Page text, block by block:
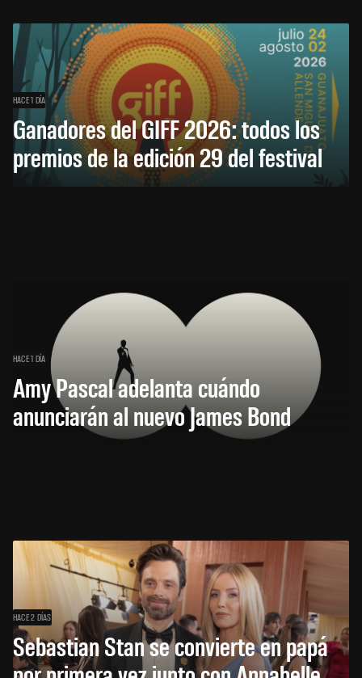
HACE 1 DÍA
Ganadores del GIFF 2026: todos los
premios de la edición 29 del festival
HACE 1 DÍA
Amy Pascal adelanta cuándo
anunciarán al nuevo James Bond
HACE 2 DÍAS
Sebastian Stan se convierte en papá